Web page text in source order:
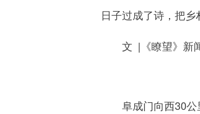
日子过成了诗，把乡
文 |《瞭望》新
阜成门向西30公里